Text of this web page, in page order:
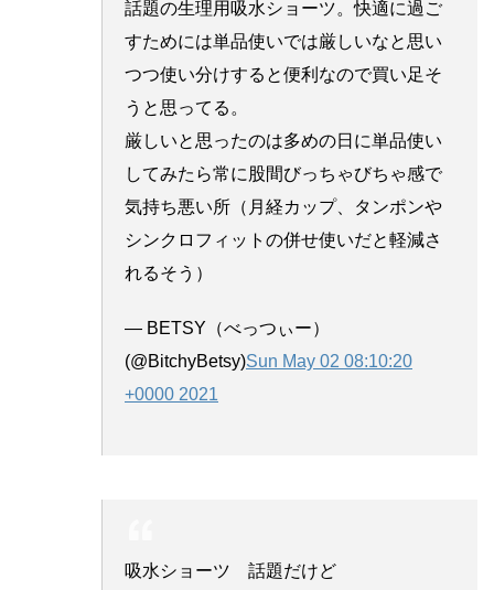
話題の生理用吸水ショーツ。快適に過ご
すためには単品使いでは厳しいなと思い
つつ使い分けすると便利なので買い足そ
うと思ってる。
厳しいと思ったのは多めの日に単品使い
してみたら常に股間びっちゃびちゃ感で
気持ち悪い所（月経カップ、タンポンや
シンクロフィットの併せ使いだと軽減さ
れるそう）
— BETSY（べっつぃー）
(@BitchyBetsy)Sun May 02 08:10:20
+0000 2021
吸水ショーツ 話題だけど